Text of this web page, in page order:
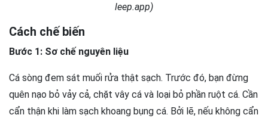
leep.app)
Cách chế biến
Bước 1: Sơ chế nguyên liệu
Cá sòng đem sát muối rửa thật sạch. Trước đó, bạn đừng
quên nạo bỏ vảy cả, chặt vây cá và loại bỏ phần ruột cá. Cần
cẩn thận khi làm sạch khoang bụng cá. Bởi lẽ, nếu không cẩn